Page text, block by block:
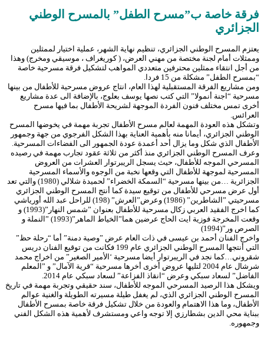
فرقة خاصة ب”مسرح الطفل” بالمسرح الوطني
الجزائري
يعتزم المسرح الوطني الجزائري، تنظيم نهاية الشهر، عملية اختيار لممثلين
وممثلات أمام لجنة مختصة من مهني العرض، ( كوريغراف ، موسيقي ومخرج) وهذا
من أجل انتقاء ممثلين محترفين متعددي المواهب لتشكيل فرقة مسرحية خاصة
“بمسرح الطفل” مشكلة من 15 فردا.
ومن مشاريع الفرقة المستقبلية لهذا العام، انتاج عروض مسرحية للأطفال من بينها
مسرحية “اجنة أنمولا” التي كتب نصها يوسف بعلوج، بالإضافة الى عدة مشاريع
أخرى تمس مختلف فنون الفردة الموجهة لشريحة الأطفال بما فيها مسرح
العرائس.
وتشكل هذه العودة المهمة لعالم مسرح الأطفال تجربة مهمة في يخوضها المسرح
الوطني الجزائري، أيمانا منه بأهمية العناية بهذا الشكل الفرجوي من جهة وجمهور
الأطفال الذي شكل وما يزال أحد أعمدة عودة الجمهور الى الفضاءات المسرحية.
وعرف المسرح الوطني الجزائري منذ أكثر من ثلاثة عقود تجارب مهمة في رصيده
المسرحي الموجه للأطفال، حيث يسجل الريبرتوار العشرات من العروض
المسرحية لموجهة للأطفال التي وقعها نخبة من الوجوه والأسماء المسرحية
الجزائرية …من بينها مسرحية “السمكة الخضراء” لحميدة شلالي (1980) والتي تعد
أول عرض مسرحي للأطفال من توقيع سيدة كما أنتج المسرح الوطني الجزائري
مسرحيتي ”الشاطرين” (1986) وعرض”العرش” (198) للراحل عبد الله أورياشي
كما اخرج الفقيد العربي زكال مسرحية للأطفال بعنوان ”شمس النهار”(1993) و
وقعت المخرجة فوزية ايت الحاج عرضين هما”الخياط الماهر”(1993) ”النملة و
الصرص ور”(1994)
واخرج الفنان أحمد بن عيسى في ذات العام عرض ”وصية دمنة” أما “رحلة حظ”
التي أنتجها المسرح الوطني الجزائري عام 199 فكانت من توقيع الفنان دريس
شقروني…كما نجد في الريبرتوار أيضا مسرحية ‘الأمير الصغير” من اخراج محمد
شرشال عام 2004 لتليها عروض أخرى أخرها مسرحية “قرية الآمال” و ”المعلم
الفاضل” لسعاد سبكي وعرض “انقاذ الفزاعة” لسعاد سبكي عام 2014.
ويشكل هذا الرصيد المسرحي الموجه للأطفال، سند حقيقي وتجربة مهمة في تاريخ
المسرح الوطني الجزائري الذي، لم يغفل طيلة مسيرته الطويلة والغنية عوالم
الأطفال، وما هذا الاهتمام والعودة من خلال تشكيل فرقة خاصة بمسرح الأطفال
ببناية محي الدين بشطارزي إلا توجه واعي ومستشرف لأهمية هذه الشكل الفني
وجمهوره.